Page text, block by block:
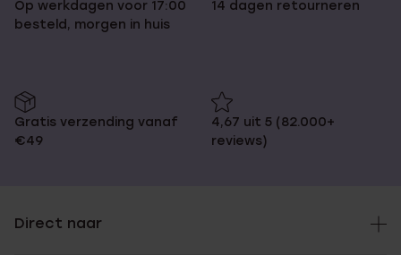
Op werkdagen voor 17:00
besteld, morgen in huis
14 dagen retourneren
Gratis verzending vanaf
€49
4,67 uit 5 (82.000+
reviews)
Direct naar